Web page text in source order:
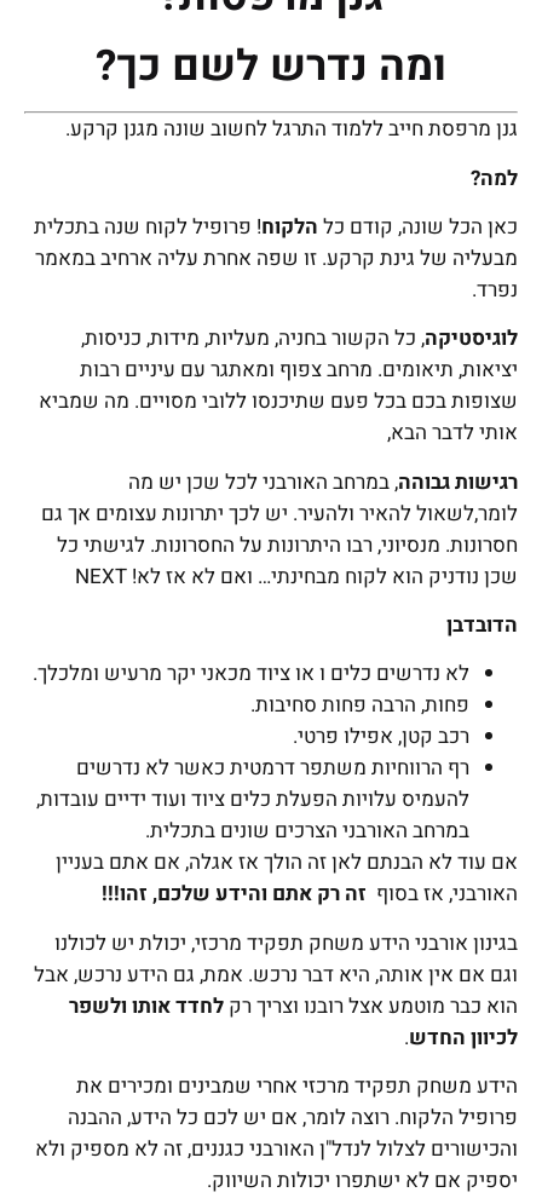
ומה נדרש לשם כך?
גנן מרפסת חייב ללמוד התרגל לחשוב שונה מגנן קרקע.
למה?
כאן הכל שונה, קודם כל הלקוח! פרופיל לקוח שנה בתכלית
מבעליה של גינת קרקע. זו שפה אחרת עליה ארחיב במאמר
נפרד.
לוגיסטיקה, כל הקשור בחניה, מעליות, מידות, כניסות,
יציאות, תיאומים. מרחב צפוף ומאתגר עם עיניים רבות
שצופות בכם בכל פעם שתיכנסו ללובי מסויים. מה שמביא
אותי לדבר הבא,
רגישות גבוהה, במרחב האורבני לכל שכן יש מה
לומר,לשאול להאיר ולהעיר. יש לכך יתרונות עצומים אך גם
חסרונות. מנסיוני, רבו היתרונות על החסרונות. לגישתי כל
שכן נודניק הוא לקוח מבחינתי… ואם לא אז לא! NEXT
הדובדבן
לא נדרשים כלים ו או ציוד מכאני יקר מרעיש ומלכלך.
פחות, הרבה פחות סחיבות.
רכב קטן, אפילו פרטי.
רף הרווחיות משתפר דרמטית כאשר לא נדרשים
להעמיס עלויות הפעלת כלים ציוד ועוד ידיים עובדות,
במרחב האורבני הצרכים שונים בתכלית.
אם עוד לא הבנתם לאן זה הולך אז אגלה, אם אתם בעניין
האורבני, אז בסוף זה רק אתם והידע שלכם, זהו!!!
בגינון אורבני הידע משחק תפקיד מרכזי, יכולת יש לכולנו
וגם אם אין אותה, היא דבר נרכש. אמת, גם הידע נרכש, אבל
הוא כבר מוטמע אצל רובנו וצריך רק לחדד אותו ולשפר
לכיוון החדש.
הידע משחק תפקיד מרכזי אחרי שמבינים ומכירים את
פרופיל הלקוח. רוצה לומר, אם יש לכם כל הידע, ההבנה
והכישורים לצלול לנדל"ן האורבני כגננים, זה לא מספיק ולא
יספיק אם לא ישתפרו יכולות השיווק.